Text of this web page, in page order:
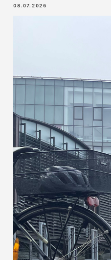
08.07.2026